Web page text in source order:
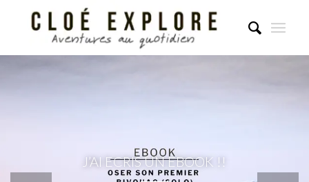
J’AI ECRIS UN EBOOK !!